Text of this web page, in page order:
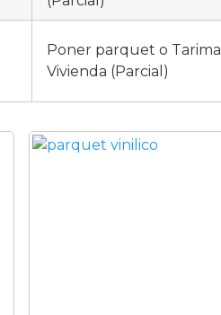
Poner parquet o Tarima
Vivienda (Parcial)